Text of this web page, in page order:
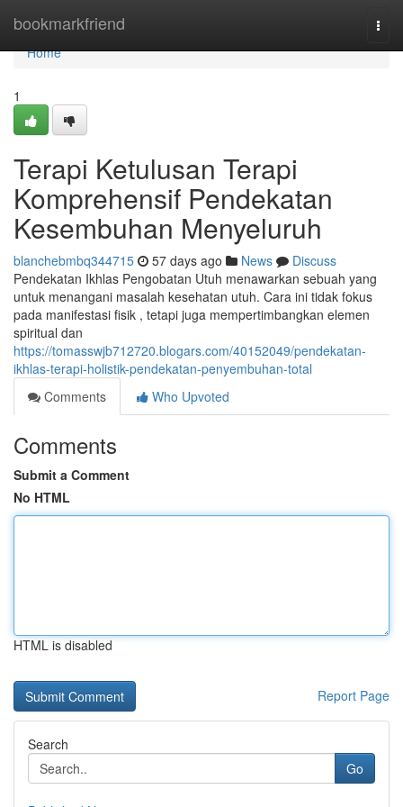
bookmarkfriend
Home
Home
1
Terapi Ketulusan Terapi
Komprehensif Pendekatan
Kesembuhan Menyeluruh
blanchebmbq344715 57 days ago News
Discuss
Pendekatan Ikhlas Pengobatan Utuh menawarkan sebuah yang
untuk menangani masalah kesehatan utuh. Cara ini tidak fokus
pada manifestasi fisik , tetapi juga mempertimbangkan elemen
spiritual dan
https://tomasswjb712720.blogars.com/40152049/pendekatan-
ikhlas-terapi-holistik-pendekatan-penyembuhan-total
Comments
Who Upvoted
Comments
Submit a Comment
No HTML
HTML is disabled
Report Page
Search
Go